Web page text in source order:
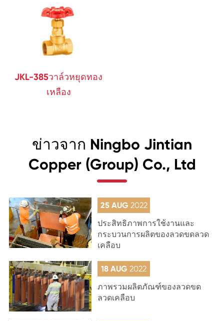
JKL-385วาล์วหยุดทอง
เหลือง
ข่าวจาก Ningbo Jintian
Copper (Group) Co., Ltd
25 AUG 2022
ประสิทธิภาพการใช้งานและ
กระบวนการผลิตของลวดขดลวด
เคลือบ
18 AUG2022
ภาพรวมผลิตภัณฑ์ของลวดขด
ลวดเคลือบ